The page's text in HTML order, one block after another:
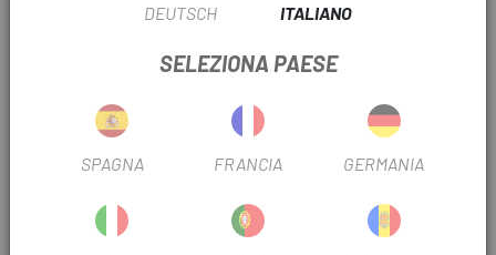
RECENSIONI TRUSTED SHOPS
PRODOTTI SIMILI
DEUTSCH ITALIANO
SELEZIONA PAESE
SPAGNA FRANCIA GERMANIA